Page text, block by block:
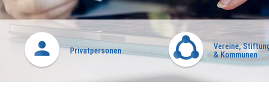
Privatpersonen
Vereine,
& Kommunen